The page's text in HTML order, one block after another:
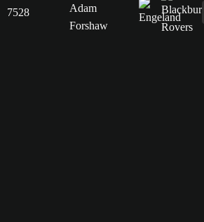
7528
Adam
Forshaw